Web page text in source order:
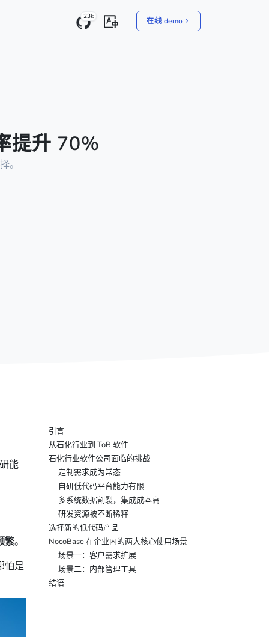
在线 demo
23k
提升 70%
。
能
繁。
怕是
引言
从石化行业到 ToB 软件
石化行业软件公司面临的挑战
定制需求成为常态
自研低代码平台能力有限
多系统数据割裂，集成成本高
研发资源被不断稀释
选择新的低代码产品
NocoBase 在企业内的两大核心使用场景
场景一：客户需求扩展
场景二：内部管理工具
结语